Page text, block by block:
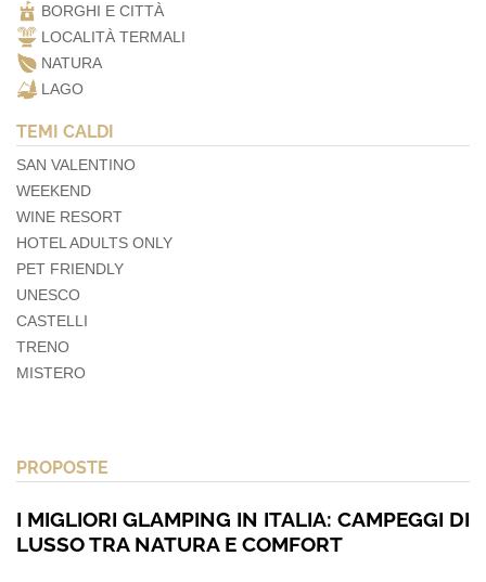
BORGHI E CITTÀ
LOCALITÀ TERMALI
NATURA
LAGO
TEMI CALDI
SAN VALENTINO
WEEKEND
WINE RESORT
HOTEL ADULTS ONLY
PET FRIENDLY
UNESCO
CASTELLI
TRENO
MISTERO
PROPOSTE
I MIGLIORI GLAMPING IN ITALIA: CAMPEGGI DI
LUSSO TRA NATURA E COMFORT